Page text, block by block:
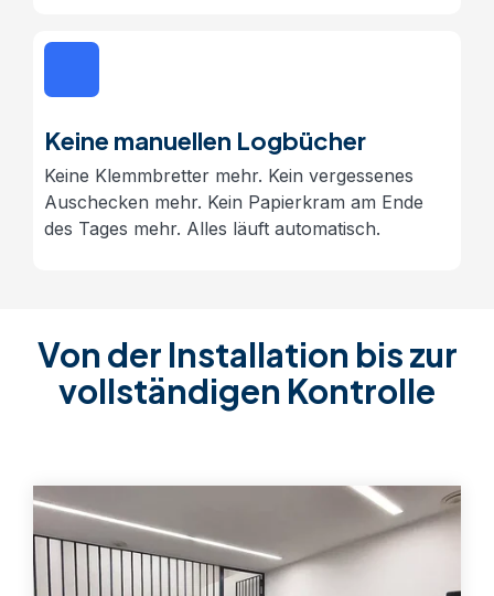
Keine manuellen Logbücher
Keine Klemmbretter mehr. Kein vergessenes
Auschecken mehr. Kein Papierkram am Ende
des Tages mehr. Alles läuft automatisch.
Von der Installation bis zur
vollständigen Kontrolle